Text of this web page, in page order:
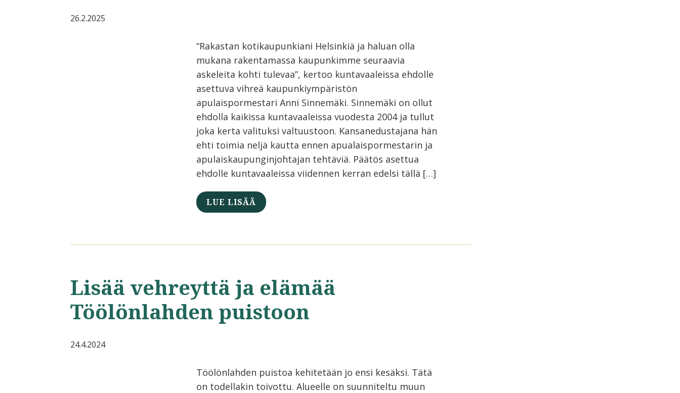
26.2.2025
“Rakastan kotikaupunkiani Helsinkiä ja haluan olla
mukana rakentamassa kaupunkimme seuraavia
askeleita kohti tulevaa”, kertoo kuntavaaleissa ehdolle
asettuva vihreä kaupunkiympäristön
apulaispormestari Anni Sinnemäki. Sinnemäki on ollut
ehdolla kaikissa kuntavaaleissa vuodesta 2004 ja tullut
joka kerta valituksi valtuustoon. Kansanedustajana hän
ehti toimia neljä kautta ennen apualaispormestarin ja
apulaiskaupunginjohtajan tehtäviä. Päätös asettua
ehdolle kuntavaaleissa viidennen kerran edelsi tällä […]
LUE LISÄÄ
Lisää vehreyttä ja elämää
Töölönlahden puistoon
24.4.2024
Töölönlahden puistoa kehitetään jo ensi kesäksi. Tätä
on todellakin toivottu. Alueelle on suunniteltu muun